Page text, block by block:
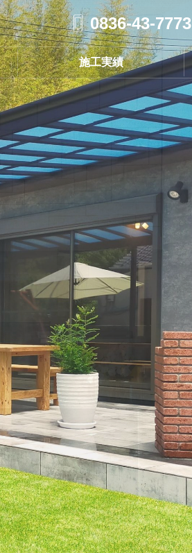
0836-43-7773
施工実績